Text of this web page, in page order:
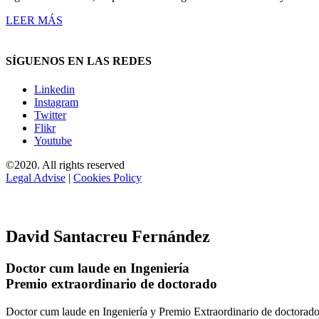
LEER MÁS
SÍGUENOS EN LAS REDES
Linkedin
Instagram
Twitter
Flikr
Youtube
©2020. All rights reserved
Legal Advise | Cookies Policy
David Santacreu Fernández
Doctor cum laude en Ingeniería
Premio extraordinario de doctorado
Doctor cum laude en Ingeniería y Premio Extraordinario de